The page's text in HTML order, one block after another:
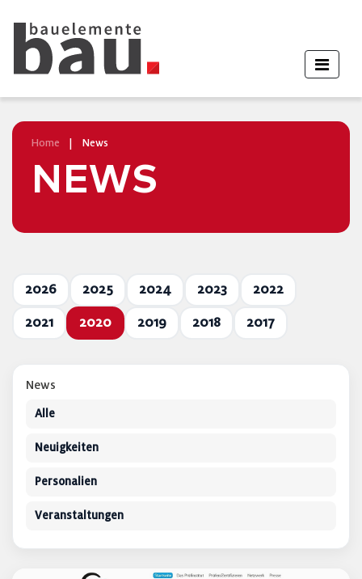
Home News
NEWS
2026 2025 2024 2023 2022
2021 2020 2019 2018 2017
News
Alle
Neuigkeiten
Personalien
Veranstaltungen